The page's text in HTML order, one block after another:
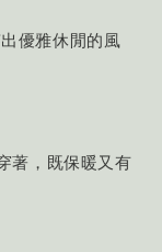
優雅休閒的風
著，既保暖又有